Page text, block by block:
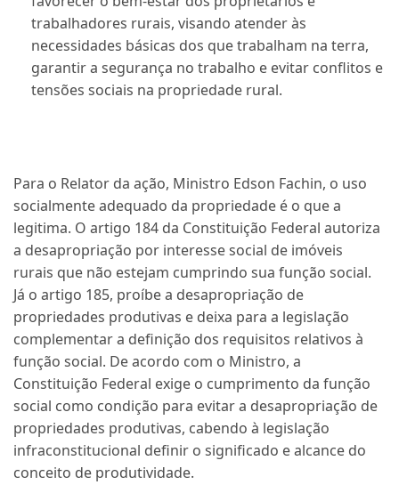
trabalhadores rurais, visando atender às
necessidades básicas dos que trabalham na terra,
garantir a segurança no trabalho e evitar conflitos e
tensões sociais na propriedade rural.
Para o Relator da ação, Ministro Edson Fachin, o uso
socialmente adequado da propriedade é o que a
legitima. O artigo 184 da Constituição Federal autoriza
a desapropriação por interesse social de imóveis
rurais que não estejam cumprindo sua função social.
Já o artigo 185, proíbe a desapropriação de
propriedades produtivas e deixa para a legislação
complementar a definição dos requisitos relativos à
função social. De acordo com o Ministro, a
Constituição Federal exige o cumprimento da função
social como condição para evitar a desapropriação de
propriedades produtivas, cabendo à legislação
infraconstitucional definir o significado e alcance do
conceito de produtividade.